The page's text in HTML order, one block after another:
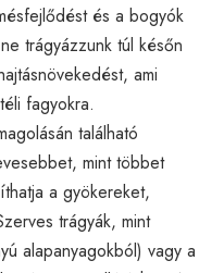
és a bogyók
trágyázzunk túl későn
ami
fagyokra.
található
mint többet
a gyökereket,
trágyák, mint
alapanyagokból) vagy a